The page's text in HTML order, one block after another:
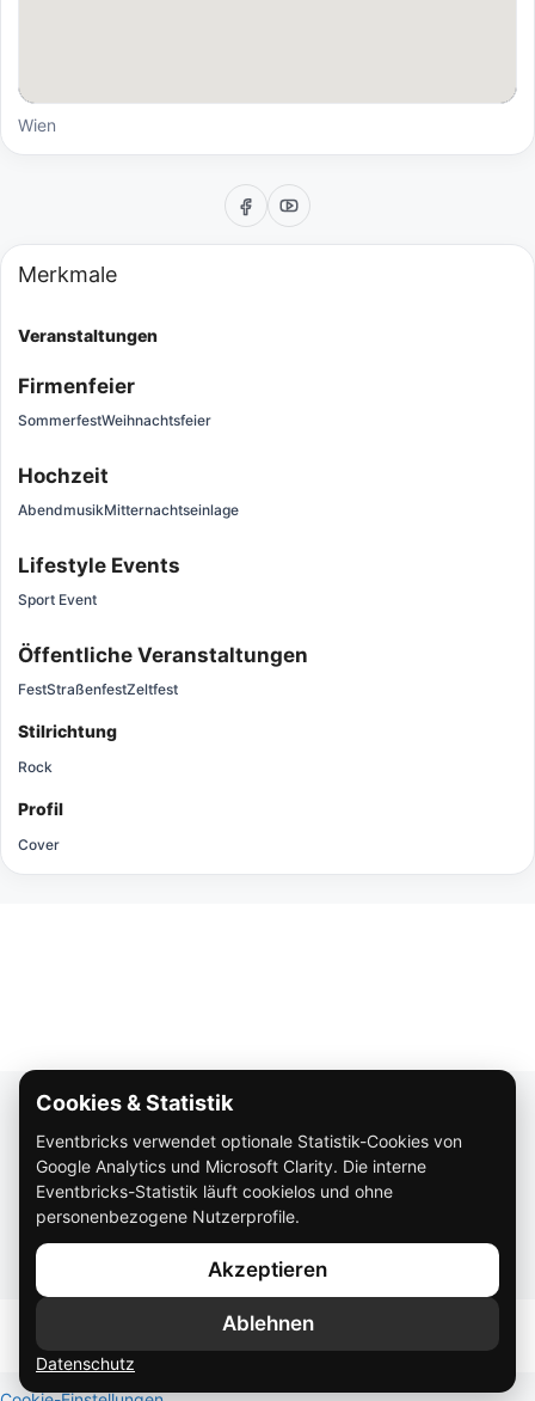
Wien
Merkmale
Veranstaltungen
Firmenfeier
SommerfestWeihnachtsfeier
Hochzeit
AbendmusikMitternachtseinlage
Lifestyle Events
Sport Event
Öffentliche Veranstaltungen
FestStraßenfestZeltfest
Stilrichtung
Rock
Profil
Cover
Über Eventbricks
So funktioniert Eventbricks
Impressum
Datenschutz
Cookies & Statistik
Eventbricks verwendet optionale Statistik-Cookies von
Google Analytics und Microsoft Clarity. Die interne
Eventbricks-Statistik läuft cookielos und ohne
personenbezogene Nutzerprofile.
Akzeptieren
Ablehnen
Datenschutz